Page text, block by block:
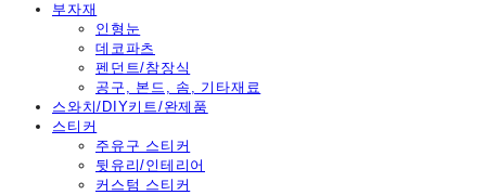
부자재
인형눈
데코파츠
펜던트/참장식
공구, 본드, 솜, 기타재료
스와치/DIY키트/완제품
스티커
주유구 스티커
뒷유리/인테리어
커스텀 스티커